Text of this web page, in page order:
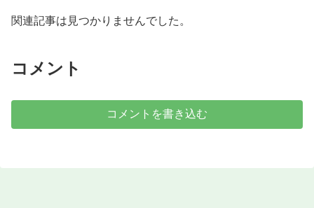
関連記事は見つかりませんでした。
コメント
コメントを書き込む